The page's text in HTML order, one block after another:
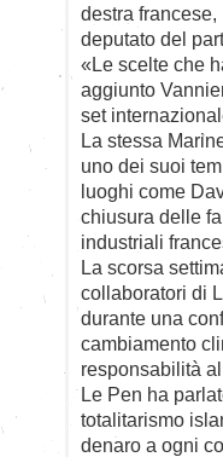
destra
deputato del
«Le scelte che
aggiunto
set
La stessa
uno dei suoi
luoghi come
chiusura delle
industriali
La scorsa
collaboratori di
durante una
cambiamento
responsabilità
Le Pen ha
totalitarismo
denaro a ogni